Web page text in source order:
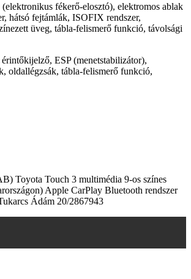
fékerő-elosztó), elektromos ablak
hátsó fejtámlák, ISOFIX rendszer,
üveg, tábla-felismerő funkció, távolsági
ESP (menetstabilizátor),
oldallégzsák, tábla-felismerő funkció,
Toyota Touch 3 multimédia 9-os színes
Apple CarPlay Bluetooth rendszer
Ádám 20/2867943